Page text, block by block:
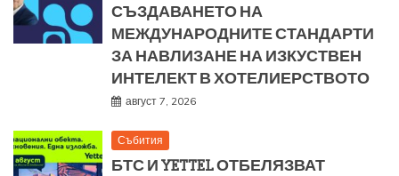
СЪЗДАВАНЕТО НА
МЕЖДУНАРОДНИТЕ СТАНДАРТИ
ЗА НАВЛИЗАНЕ НА ИЗКУСТВЕН
ИНТЕЛЕКТ В ХОТЕЛИЕРСТВОТО
август 7, 2026
Събития
БТС И YETTEL ОТБЕЛЯЗВАТ